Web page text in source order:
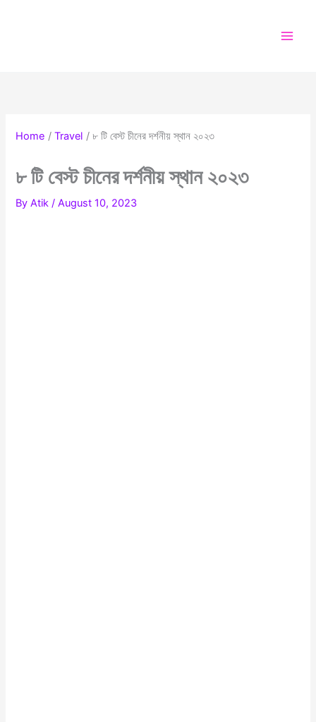
Home Travel ৮ টি বেস্ট চীনের দর্শনীয় স্থান ২০২৩
৮ টি বেস্ট চীনের দর্শনীয় স্থান ২০২৩
ByAtik/August 10, 2023